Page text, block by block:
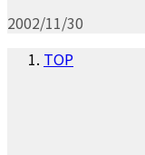
2002/11/30
TOP